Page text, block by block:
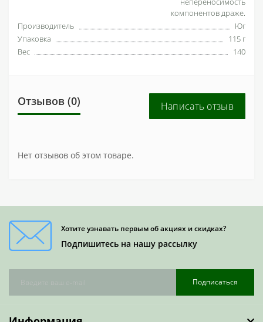
компонентов драже.
Производитель
Юг
Упаковка
115 г
Вес
140
Отзывов (0) Написать отзыв
Нет отзывов об этом товаре.
Хотите узнавать первым об акциях и скидках?
Подпишитесь на нашу рассылку
Подписаться